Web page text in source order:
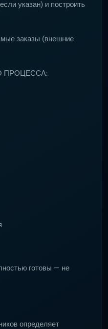
указан) и построить
заказы (внешние
ПРОЦЕССА:
готовы — не
определяет